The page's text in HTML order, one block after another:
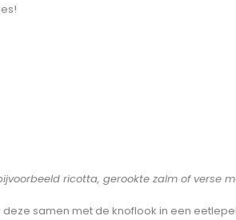
ricotta, gerookte zalm of verse
deze samen met de knoflook in een